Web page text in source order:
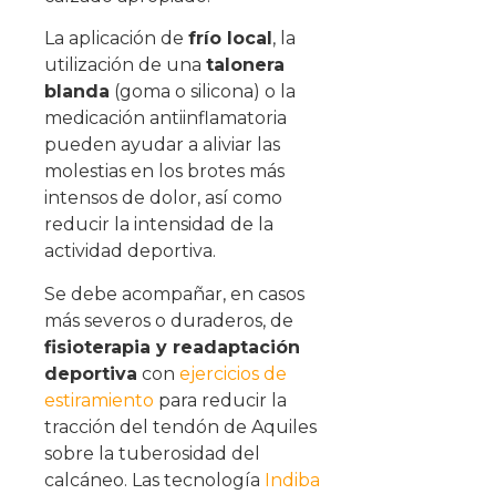
La aplicación de frío local , la
utilización de una talonera
blanda (goma o silicona) o la
medicación antiinflamatoria
pueden ayudar a aliviar las
molestias en los brotes más
intensos de dolor, así como
reducir la intensidad de la
actividad deportiva.
Se debe acompañar, en casos
más severos o duraderos, de
fisioterapia y readaptación
deportiva con ejercicios de
estiramiento para reducir la
tracción del tendón de Aquiles
sobre la tuberosidad del
calcáneo. Las tecnología Indiba